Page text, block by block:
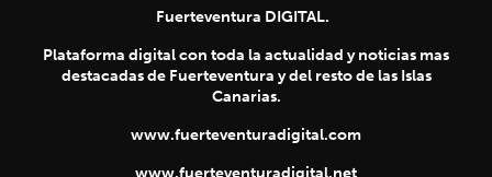
Fuerteventura DIGITAL.
Plataforma digital con toda la actualidad y noticias mas
destacadas de Fuerteventura y del resto de las Islas
Canarias.
www.fuerteventuradigital.com